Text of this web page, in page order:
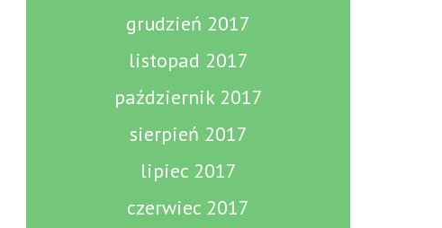
grudzień 2017
listopad 2017
październik 2017
sierpień 2017
lipiec 2017
czerwiec 2017